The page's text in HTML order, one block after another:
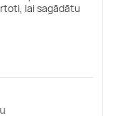
lai sagādātu